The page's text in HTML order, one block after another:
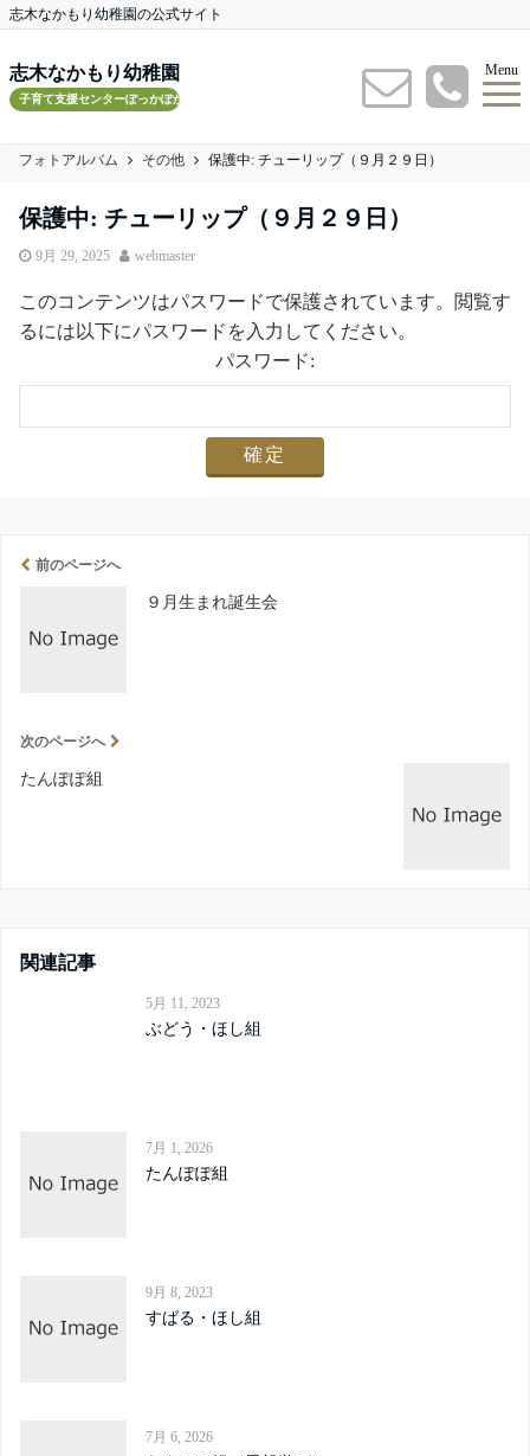
志木なかもり幼稚園の公式サイト
志木なかもり幼稚園
子育て支援センターぽっかぽかルーム
Menu
フォトアルバム その他 保護中: チューリップ（９月２９日）
保護中: チューリップ（９月２９日）
9月 29, 2025 webmaster
このコンテンツはパスワードで保護されています。閲覧す
るには以下にパスワードを入力してください。
パスワード:
前のページへ
９月生まれ誕生会
次のページへ
たんぽぽ組
関連記事
5月 11, 2023
ぶどう・ほし組
7月 1, 2026
たんぽぽ組
9月 8, 2023
すばる・ほし組
7月 6, 2026